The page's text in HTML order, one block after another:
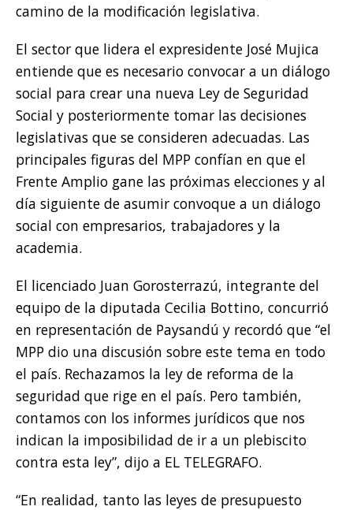
camino de la modificación legislativa.
El sector que lidera el expresidente José Mujica
entiende que es necesario convocar a un diálogo
social para crear una nueva Ley de Seguridad
Social y posteriormente tomar las decisiones
legislativas que se consideren adecuadas. Las
principales figuras del MPP confían en que el
Frente Amplio gane las próximas elecciones y al
día siguiente de asumir convoque a un diálogo
social con empresarios, trabajadores y la
academia.
El licenciado Juan Gorosterrazú, integrante del
equipo de la diputada Cecilia Bottino, concurrió
en representación de Paysandú y recordó que “el
MPP dio una discusión sobre este tema en todo
el país. Rechazamos la ley de reforma de la
seguridad que rige en el país. Pero también,
contamos con los informes jurídicos que nos
indican la imposibilidad de ir a un plebiscito
contra esta ley”, dijo a EL TELEGRAFO.
“En realidad, tanto las leyes de presupuesto